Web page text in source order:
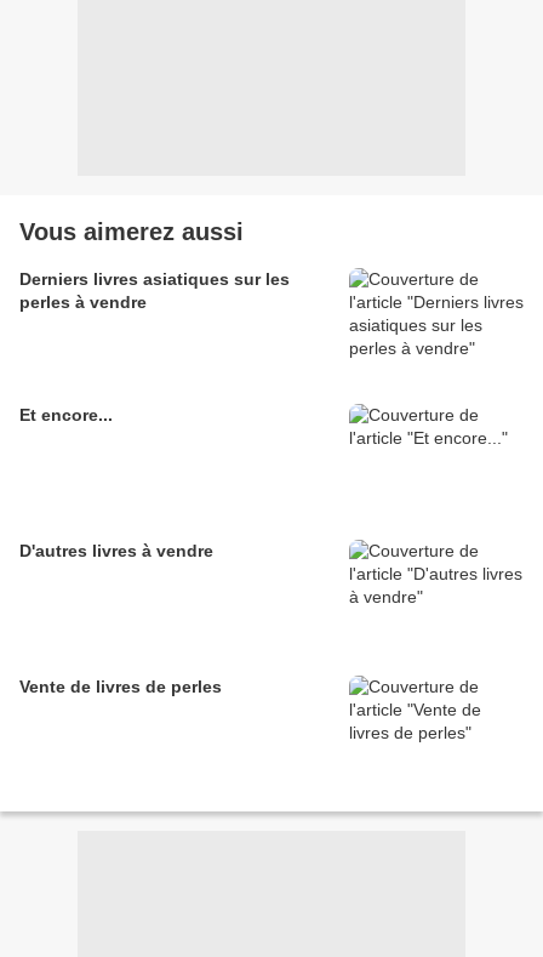
Vous aimerez aussi
Derniers livres asiatiques sur les
perles à vendre
Et encore...
D'autres livres à vendre
Vente de livres de perles